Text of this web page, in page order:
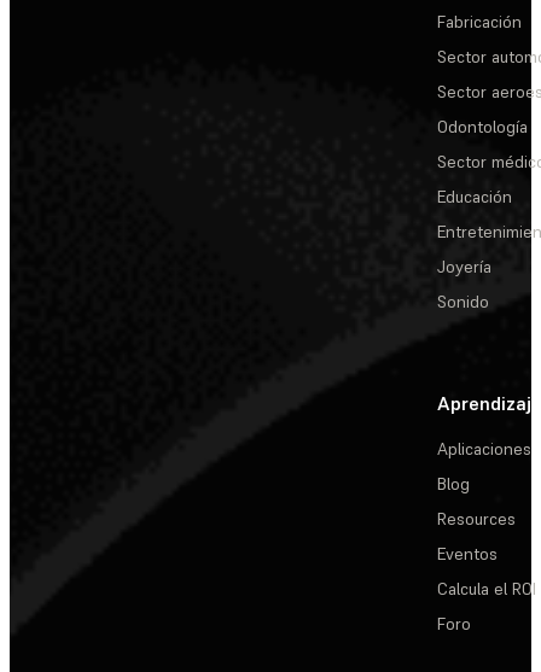
Fabricación
Sector
Sector
Odontología
Sector
Educación
Joyería
Sonido
Aprendizaje
Aplicaciones
Blog
Resources
Eventos
Calcula el ROI
Foro